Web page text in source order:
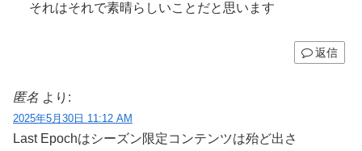
それはそれで素晴らしいことだと思います
返信
匿名 より:
2025年5月30日 11:12 AM
Last Epochはシーズン限定コンテンツは殆ど出さ